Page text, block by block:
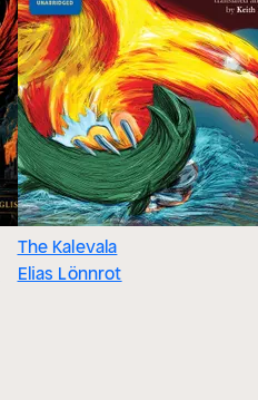
The Kalevala
Elias Lönnrot